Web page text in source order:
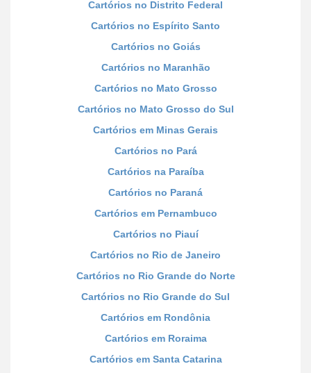
Cartórios no Distrito Federal
Cartórios no Espírito Santo
Cartórios no Goiás
Cartórios no Maranhão
Cartórios no Mato Grosso
Cartórios no Mato Grosso do Sul
Cartórios em Minas Gerais
Cartórios no Pará
Cartórios na Paraíba
Cartórios no Paraná
Cartórios em Pernambuco
Cartórios no Piauí
Cartórios no Rio de Janeiro
Cartórios no Rio Grande do Norte
Cartórios no Rio Grande do Sul
Cartórios em Rondônia
Cartórios em Roraima
Cartórios em Santa Catarina